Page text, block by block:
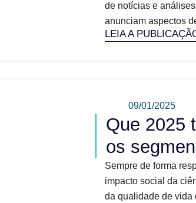
de notícias e
anunciam aspectos
LEIA A
09/01/2025
Que 2025
os
Sempre de forma
impacto social da
da qualidade de vida